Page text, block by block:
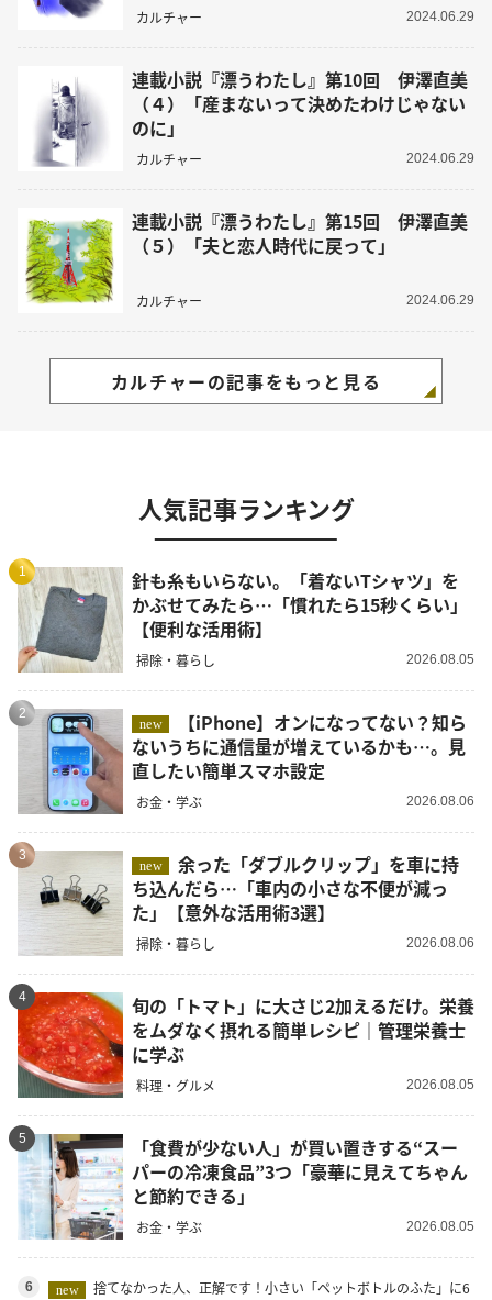
カルチャー 2024.06.29
連載小説『漂うわたし』第10回 伊澤直美
（４）「産まないって決めたわけじゃない
のに」
カルチャー 2024.06.29
連載小説『漂うわたし』第15回 伊澤直美
（５）「夫と恋人時代に戻って」
カルチャー 2024.06.29
カルチャーの記事をもっと見る
人気記事ランキング
1
針も糸もいらない。「着ないTシャツ」を
かぶせてみたら…「慣れたら15秒くらい」
【便利な活用術】
掃除・暮らし 2026.08.05
2
new
ないうちに通信量が増えているかも…。見
直したい簡単スマホ設定
お金・学ぶ 2026.08.06
3
new
余った「ダブルクリップ」を車に持
ち込んだら…「車内の小さな不便が減っ
た」【意外な活用術3選】
掃除・暮らし 2026.08.06
4
旬の「トマト」に大さじ2加えるだけ。栄養
をムダなく摂れる簡単レシピ｜管理栄養士
に学ぶ
料理・グルメ 2026.08.05
5
「食費が少ない人」が買い置きする“スー
パーの冷凍食品”3つ「豪華に見えてちゃん
と節約できる」
お金・学ぶ 2026.08.05
6 new
捨てなかった人、正解です！小さい「ペットボトルのふた」に6